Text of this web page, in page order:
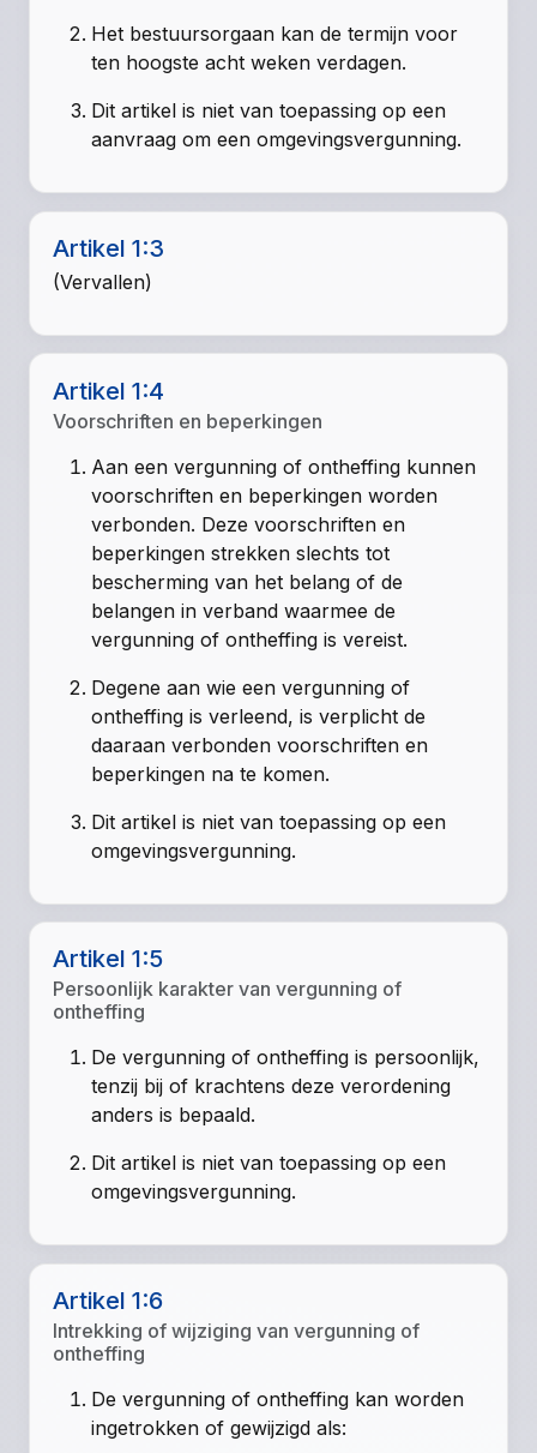
Het bestuursorgaan kan de termijn voor
ten hoogste acht weken verdagen.
Dit artikel is niet van toepassing op een
aanvraag om een omgevingsvergunning.
Artikel 1:3
(Vervallen)
Artikel 1:4
Voorschriften en beperkingen
Aan een vergunning of ontheffing kunnen
voorschriften en beperkingen worden
verbonden. Deze voorschriften en
beperkingen strekken slechts tot
bescherming van het belang of de
belangen in verband waarmee de
vergunning of ontheffing is vereist.
Degene aan wie een vergunning of
ontheffing is verleend, is verplicht de
daaraan verbonden voorschriften en
beperkingen na te komen.
Dit artikel is niet van toepassing op een
omgevingsvergunning.
Artikel 1:5
Persoonlijk karakter van vergunning of
ontheffing
De vergunning of ontheffing is persoonlijk,
tenzij bij of krachtens deze verordening
anders is bepaald.
Dit artikel is niet van toepassing op een
omgevingsvergunning.
Artikel 1:6
Intrekking of wijziging van vergunning of
ontheffing
De vergunning of ontheffing kan worden
ingetrokken of gewijzigd als: